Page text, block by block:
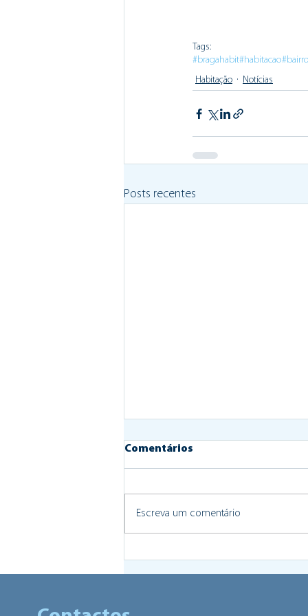
Tags:
#bragahabit#habitacao
Habitação
Notícias
Posts recentes
Comentários
Escreva um comentário